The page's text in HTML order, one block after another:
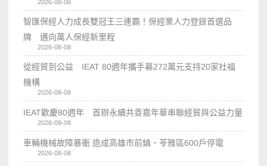
2026-08-08
智匯保經人力成長雙冠王三連霸！保經業人力登錄首選品
牌 邁向萬人保經新里程
2026-08-08
從經貿到公益 IEAT 80週年攜手募272萬元支持20家社福
機構
2026-08-08
IEAT歡慶80週年 首辦永續共善嘉年華串聯經貿與公益力量
2026-08-08
車輛機械故障暴衝 造成高雄市前鎮、苓雅區600戶停電
2026-08-08